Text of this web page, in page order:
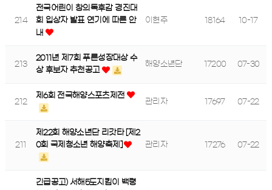
214
전국어린이 창의독후감 경진대
회 입상자 발표 연기에 따른 안
내
이현주 18164 10-17
213
2011년 제7회 푸른성장대상 수
상 후보자 추천공고
해양소년단 17200 07-30
212
제6회 전국해양스포츠제전
관리자 17697 07-22
211
제22회 해양소년단 리갓타 [제2
0회 국제청소년 해양축제]
관리자 17276 07-22
긴급공고) 서해5도지킴이 백령